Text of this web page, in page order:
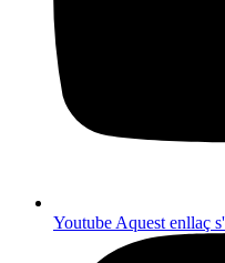
YoutubeAquest enllaç